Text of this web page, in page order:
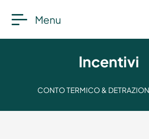
Menu
Incentivi
CONTO TERMICO &